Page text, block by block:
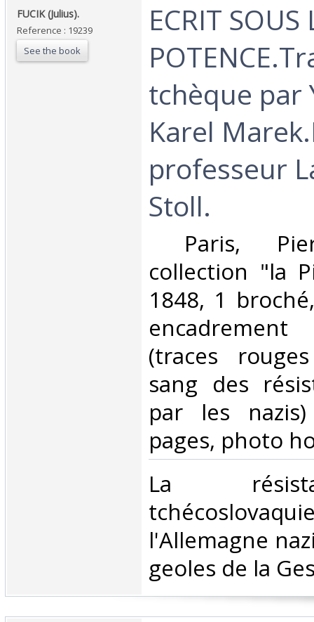
‎FUCIK (Julius).‎
Reference : 19239
See the book
‎ECRIT SOUS
tchèque par
Karel
professeur
Stoll.‎
Paris,
collection "la
1848, 1
(traces
sang des
par les
pages, photo
‎La
l'Allemagne
geoles de la